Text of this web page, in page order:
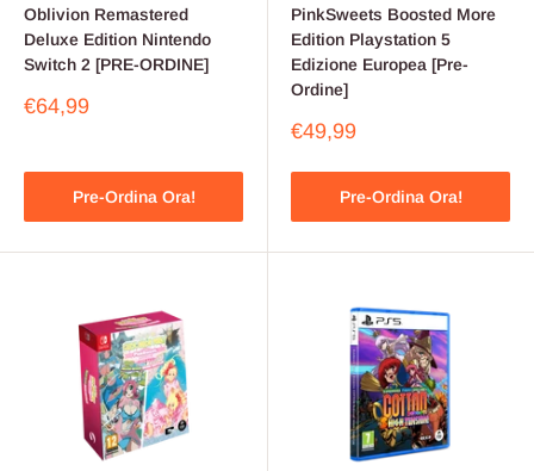
Oblivion Remastered
Deluxe Edition Nintendo
Switch 2 [PRE-ORDINE]
Prezzo
€64,99
Pre-Ordina Ora!
PinkSweets Boosted More
Edition Playstation 5
Edizione Europea [Pre-
Ordine]
Prezzo
€49,99
Pre-Ordina Ora!